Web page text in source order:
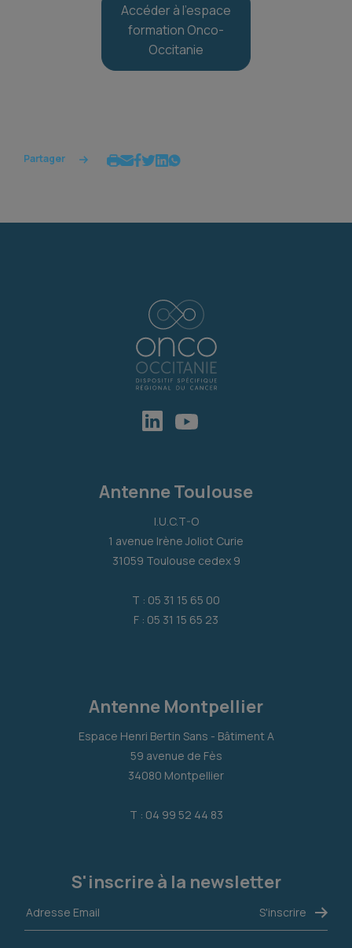
Accéder à l’espace
formation Onco-
Occitanie
Partager
Antenne Toulouse
I.U.C.T-O
1 avenue Irène Joliot Curie
31059 Toulouse cedex 9
T : 05 31 15 65 00
F : 05 31 15 65 23
Antenne Montpellier
Espace Henri Bertin Sans - Bâtiment A
59 avenue de Fès
34080 Montpellier
T : 04 99 52 44 83
S'inscrire à la newsletter